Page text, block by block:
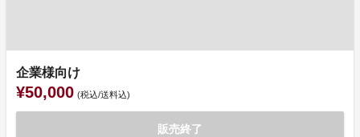
企業様向け
¥50,000 (税込/送料込)
販売終了